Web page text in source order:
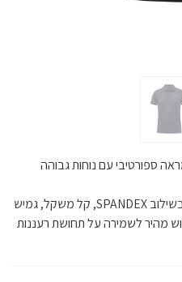
ספורטיבי עם נוחות גבוהה
החולצה עשויה בד פוליאסטר איכותי בשילוב SPANDEX, קל משקל, גמיש
מהיר לשמירה על תחושת רעננות